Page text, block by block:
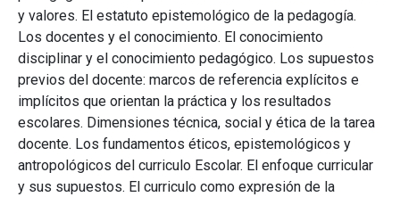
y valores. El estatuto epistemológico de la pedagogía.
Los docentes y el conocimiento. El conocimiento
disciplinar y el conocimiento pedagógico. Los supuestos
previos del docente: marcos de referencia explícitos e
implícitos que orientan la práctica y los resultados
escolares. Dimensiones técnica, social y ética de la tarea
docente. Los fundamentos éticos, epistemológicos y
antropológicos del curriculo Escolar. El enfoque curricular
y sus supuestos. El curriculo como expresión de la